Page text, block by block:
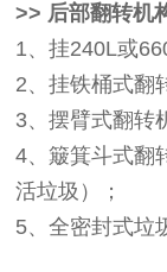
>> 后部翻转机
1、挂240L或
2、挂铁桶式翻
3、摆臂式翻转
4、簸箕斗式翻
活垃圾）；
5、全密封式垃